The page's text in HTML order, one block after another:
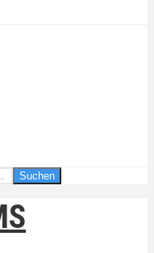
Suchen